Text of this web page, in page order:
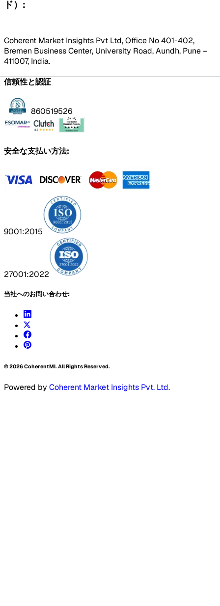
ド）:
Coherent Market Insights Pvt Ltd, Office No 401-402,
Bremen Business Center, University Road, Aundh, Pune –
411007, India.
信頼性と認証
860519526
安全な支払い方法:
9001:2015
27001:2022
当社へのお問い合わせ:
©2026CoherentMI. All Rights Reserved.
Powered by Coherent Market Insights Pvt. Ltd.